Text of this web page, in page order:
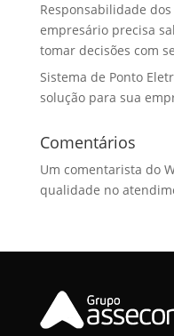
Responsabilidade
empresário precisa
tomar decisões com
Sistema de Ponto
solução para sua
Comentários
Um comentarista do
qualidade no